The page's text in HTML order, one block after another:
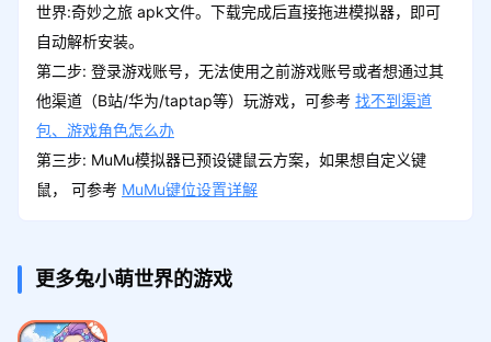
世界:奇妙之旅 apk文件。下载完成后直接拖进模拟器，即可
自动解析安装。
第二步: 登录游戏账号，无法使用之前游戏账号或者想通过其
他渠道（B站/华为/taptap等）玩游戏，可参考 找不到渠道
包、游戏角色怎么办
第三步: MuMu模拟器已预设键鼠云方案，如果想自定义键
鼠， 可参考 MuMu键位设置详解
更多兔小萌世界的游戏